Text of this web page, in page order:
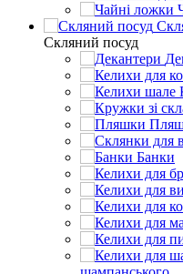
Скляний посуд
Банки